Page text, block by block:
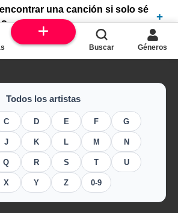
una canción si solo sé
Todos los artistas
C D E F G
J K L M N
Q R S T U
X Y Z 0-9
Buscar Géneros